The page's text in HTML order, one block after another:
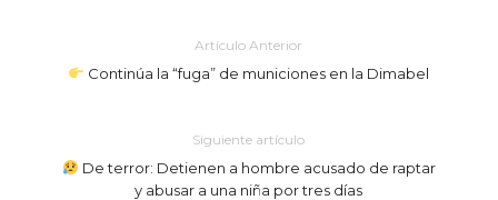
Artículo Anterior
Continúa la “fuga” de municiones en la Dimabel
Siguiente artículo
De terror: Detienen a hombre acusado de raptar
y abusar a una niña por tres días